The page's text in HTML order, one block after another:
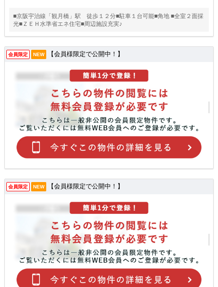
■京阪宇治線「観月橋」駅 徒歩１２分■駐車１台可能■角地 ■全室２面採
光■ＺＥＨ水準省エネ住宅■周辺施設充実♪
会員限定 NEW 【会員様限定で公開中！】
会員限定 NEW 【会員様限定で公開中！】